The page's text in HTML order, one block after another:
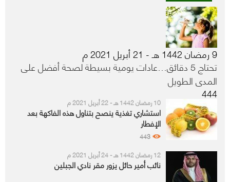
9 رمضان 1442 هـ - 21 أبريل 2021 م
تحتاج 5 دقائق…عادات يومية بسيطة لصحة أفضل على
المدى الطويل
444
10 رمضان 1442 هـ - 22 أبريل 2021 م
استشاري تغذية ينصح بتناول هذه الفاكهة بعد
الإفطار
443
12 رمضان 1442 هـ - 24 أبريل 2021 م
نائب أمير حائل يزور مقر نادي الجبلين